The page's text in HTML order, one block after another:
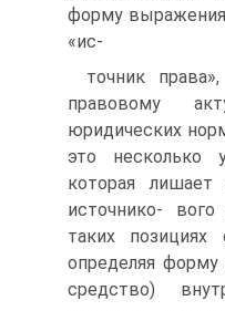
форму выражения
«ис-
точник
правовому
юридических
это несколько
которая
источнико-
таких
определяя
средство)